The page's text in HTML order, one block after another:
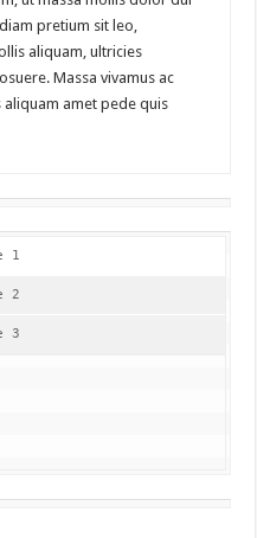
pretium sit leo,
aliquam, ultricies
Massa vivamus ac
aliquam amet pede quis
1
2
3